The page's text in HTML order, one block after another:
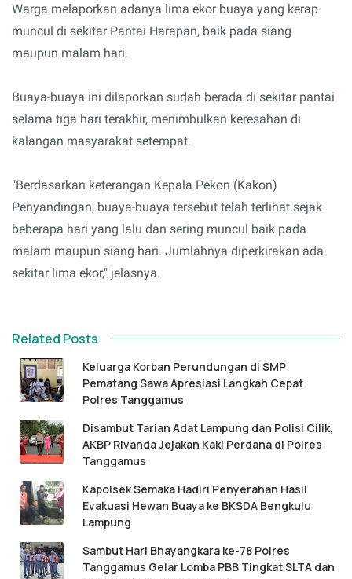
Warga melaporkan adanya lima ekor buaya yang kerap
muncul di sekitar Pantai Harapan, baik pada siang
maupun malam hari.
Buaya-buaya ini dilaporkan sudah berada di sekitar pantai
selama tiga hari terakhir, menimbulkan keresahan di
kalangan masyarakat setempat.
"Berdasarkan keterangan Kepala Pekon (Kakon)
Penyandingan, buaya-buaya tersebut telah terlihat sejak
beberapa hari yang lalu dan sering muncul baik pada
malam maupun siang hari. Jumlahnya diperkirakan ada
sekitar lima ekor," jelasnya.
Related Posts
Keluarga Korban Perundungan di SMP
Pematang Sawa Apresiasi Langkah Cepat
Polres Tanggamus
Disambut Tarian Adat Lampung dan Polisi Cilik,
AKBP Rivanda Jejakan Kaki Perdana di Polres
Tanggamus
Kapolsek Semaka Hadiri Penyerahan Hasil
Evakuasi Hewan Buaya ke BKSDA Bengkulu
Lampung
Sambut Hari Bhayangkara ke-78 Polres
Tanggamus Gelar Lomba PBB Tingkat SLTA dan